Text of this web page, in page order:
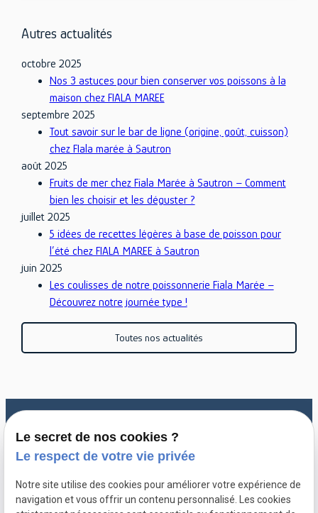
Autres actualités
octobre 2025
Nos 3 astuces pour bien conserver vos poissons à la
maison chez FIALA MAREE
septembre 2025
Tout savoir sur le bar de ligne (origine, goût, cuisson)
chez FIala marée à Sautron
août 2025
Fruits de mer chez Fiala Marée à Sautron – Comment
bien les choisir et les déguster ?
juillet 2025
5 idées de recettes légères à base de poisson pour
l’été chez FIALA MAREE à Sautron
juin 2025
Les coulisses de notre poissonnerie Fiala Marée –
Découvrez notre journée type !
Toutes nos actualités
NOTRE POISSONNERIE DE SAUTRON :
Le secret de nos cookies ?
Le respect de votre vie privée
Notre site utilise des cookies pour améliorer votre expérience de
navigation et vous offrir un contenu personnalisé. Les cookies